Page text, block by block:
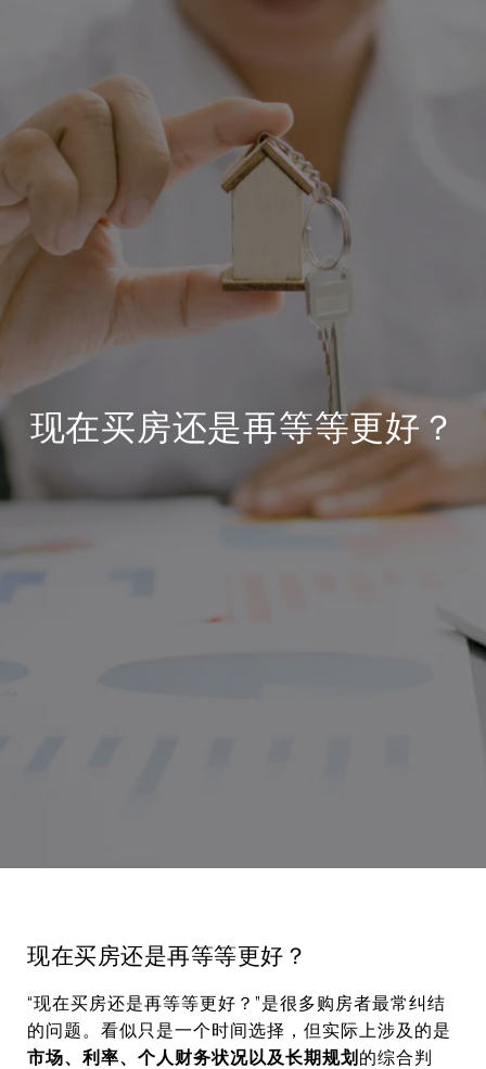
现在买房还是再等等更好？
现在买房还是再等等更好？
“现在买房还是再等等更好？”是很多购房者最常纠结
的问题。看似只是一个时间选择，但实际上涉及的是
市场、利率、个人财务状况以及长期规划 的综合判